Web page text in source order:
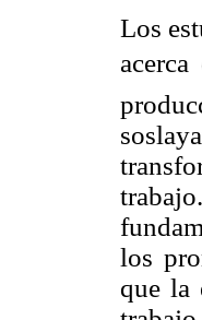
Los
los
que la